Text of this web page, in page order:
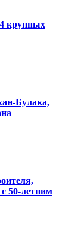
крупных
Булака,
50-летним